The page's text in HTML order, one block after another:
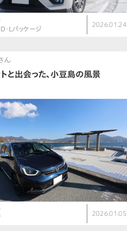
･Lパッケージ
2026.01.24
ん
トと出会った、小豆島の風景
2026.01.05